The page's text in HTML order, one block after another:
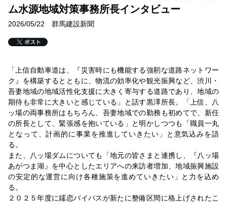
ム水源地域対策事務所長インタビュー
2026/05/22 群馬建設新聞
「上信自動車道は、『災害時にも機能する強靭な道路ネットワー
ク』を構築するとともに、物流の効率化や観光振興など、渋川・
吾妻地域の地域活性化支援に大きく寄与する道路であり、地域の
期待も非常に大きいと感じている」と話す黒澤所長。「上信、八
ッ場の両事務所はもちろん、吾妻地域での勤務も初めてで、新任
の所長として、緊張感を抱いている」と明かしつつも「職員一丸
となって、計画的に事業を推進していきたい」と意気込みを語
る。
また、八ッ場ダムについても「地元の皆さまと連携し、『八ッ場
あがつま湖』を中心としたエリアへの来訪者増加、地域振興施設
の安定的な運営に向け各種施策を進めていきたい」と力を込め
る。
２０２５年度に嬬恋バイパスが新たに整備区間に格上げされたこ